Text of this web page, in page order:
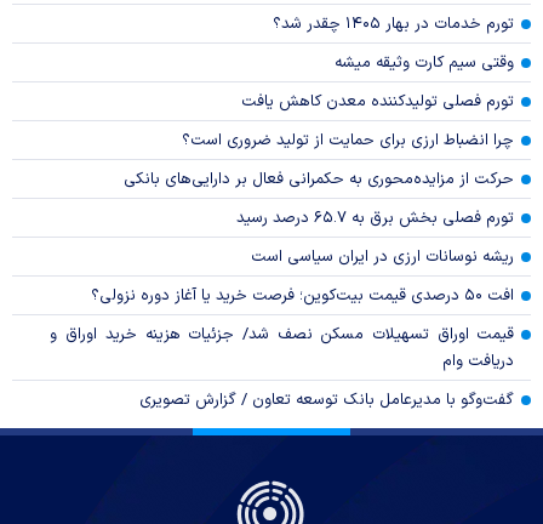
تورم خدمات در بهار ۱۴۰۵ چقدر شد؟
وقتی سیم کارت وثیقه میشه
تورم فصلی تولیدکننده معدن کاهش یافت
چرا انضباط ارزی برای حمایت از تولید ضروری است؟
حرکت از مزایده‌محوری به حکمرانی فعال بر دارایی‌های بانکی
تورم فصلی بخش برق به ۶۵.۷ درصد رسید
ریشه نوسانات ارزی در ایران سیاسی است
افت ۵۰ درصدی قیمت بیت‌کوین؛ فرصت خرید یا آغاز دوره نزولی؟
قیمت اوراق تسهیلات مسکن نصف شد/ جزئیات هزینه خرید اوراق و
دریافت وام
گفت‌وگو با مدیرعامل بانک توسعه تعاون / گزارش تصویری